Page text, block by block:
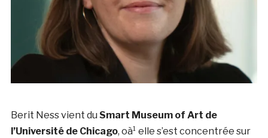
Berit Ness vient du Smart Museum of Art de
l’Université de Chicago, oà¹ elle s’est concentrée sur